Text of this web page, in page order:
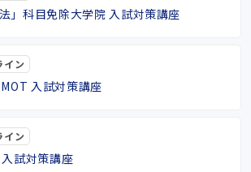
」科目免除大学院 入試対策講座
イン
入試対策講座
イン
試対策講座